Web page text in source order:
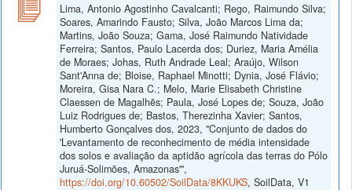
Lima, Antonio Agostinho Cavalcanti; Rego, Raimundo Silva;
Soares, Amarindo Fausto; Silva, João Marcos Lima da;
Martins, João Souza; Gama, José Raimundo Natividade
Ferreira; Santos, Paulo Lacerda dos; Duriez, Maria Amélia
de Moraes; Johas, Ruth Andrade Leal; Araújo, Wilson
Sant'Anna de; Bloise, Raphael Minotti; Dynia, José Flávio;
Moreira, Gisa Nara C.; Melo, Marie Elisabeth Christine
Claessen de Magalhẽs; Paula, José Lopes de; Souza, João
Luiz Rodrigues de; Bastos, Therezinha Xavier; Santos,
Humberto Gonçalves dos, 2023, "Conjunto de dados do
'Levantamento de reconhecimento de média intensidade
dos solos e avaliação da aptidão agrícola das terras do Pólo
Juruá-Solimões, Amazonas'",
https://doi.org/10.60502/SoilData/8KKUKS, SoilData, V1